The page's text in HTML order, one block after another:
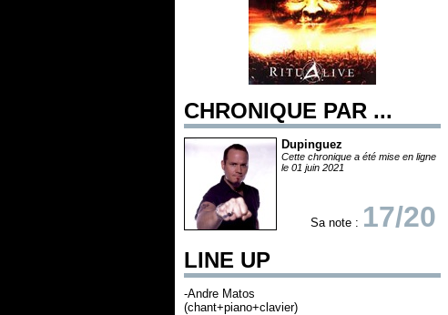
CHRONIQUE PAR ...
Dupinguez
Cette chronique a été mise en ligne
le 01 juin 2021
Sa note : 17/20
LINE UP
-Andre Matos
(chant+piano+clavier)